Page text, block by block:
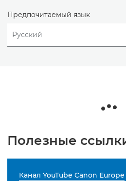
Предпочитаемый язык
Полезные
Канал YouTube Canon Europe